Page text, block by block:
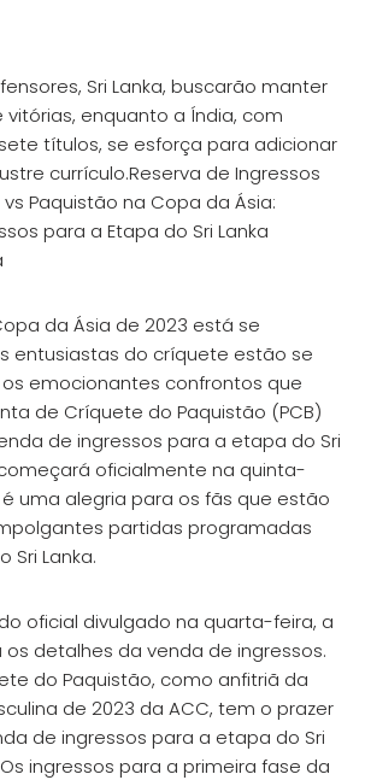
Sri Lanka, buscarão manter
enquanto a Índia, com
títulos, se esforça para adicionar
currículo.Reserva de Ingressos
Paquistão na Copa da Ásia:
para a Etapa do Sri Lanka
da Ásia de 2023 está se
entusiastas do críquete estão se
emocionantes confrontos que
de Críquete do Paquistão (PCB)
de ingressos para a etapa do Sri
oficialmente na quinta-
uma alegria para os fãs que estão
partidas programadas
Sri Lanka.
oficial divulgado na quarta-feira, a
os detalhes da venda de ingressos.
do Paquistão, como anfitriã da
de 2023 da ACC, tem o prazer
de ingressos para a etapa do Sri
ingressos para a primeira fase da